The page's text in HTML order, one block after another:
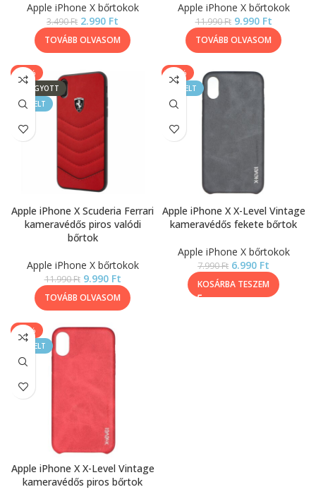
Apple iPhone X bőrtokok
3.490Ft 2.990 Ft
TOVÁBB OLVASOM
Apple iPhone X bőrtokok
11.990Ft 9.990 Ft
TOVÁBB OLVASOM
-17%
ELFOGYOTT
KIEMELT
Apple iPhone X Scuderia Ferrari
kameravédős piros valódi
bőrtok
Apple iPhone X bőrtokok
11.990Ft 9.990 Ft
TOVÁBB OLVASOM
-13%
KIEMELT
Apple iPhone X X-Level Vintage
kameravédős fekete bőrtok
Apple iPhone X bőrtokok
7.990Ft 6.990 Ft
KOSÁRBA TESZEM
-13%
KIEMELT
Apple iPhone X X-Level Vintage
kameravédős piros bőrtok